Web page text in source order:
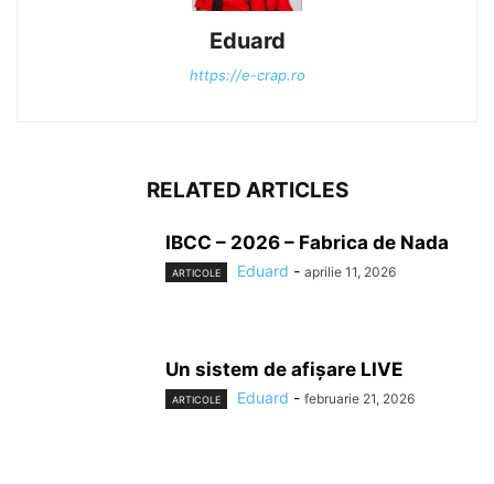
Eduard
https://e-crap.ro
RELATED ARTICLES
IBCC – 2026 – Fabrica de Nada
ARTICOLE Eduard - aprilie 11, 2026
Un sistem de afișare LIVE
ARTICOLE Eduard - februarie 21, 2026